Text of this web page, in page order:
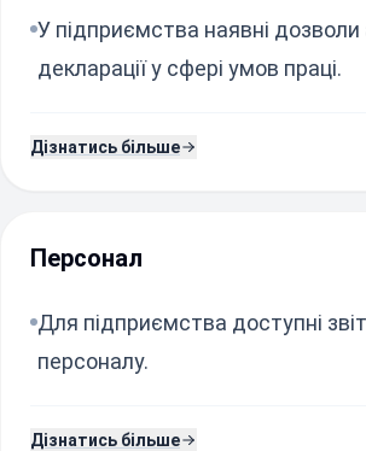
У підприємства наявні дозволи
декларації у сфері умов праці.
Дізнатись більше
Персонал
Для підприємства доступні
персоналу.
Дізнатись більше